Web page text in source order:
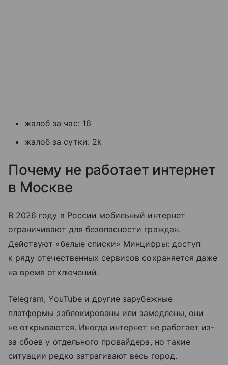
жалоб за час: 16
жалоб за сутки: 2k
Почему не работает интернет
в Москве
В 2026 году в России мобильный интернет
ограничивают для безопасности граждан.
Действуют «белые списки» Минцифры: доступ
к ряду отечественных сервисов сохраняется даже
на время отключений.
Telegram, YouTube и другие зарубежные
платформы заблокированы или замедлены, они
не открываются. Иногда интернет не работает из-
за сбоев у отдельного провайдера, но такие
ситуации редко затрагивают весь город.